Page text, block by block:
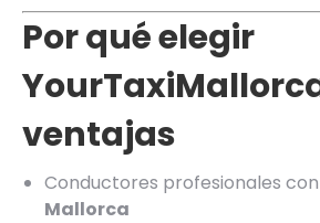
Por qué elegir
ventajas
Conductores profesionales
Mallorca